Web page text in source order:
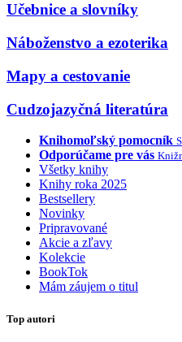
Učebnice a slovníky
Náboženstvo a ezoterika
Mapy a cestovanie
Cudzojazyčná literatúra
Knihomoľský pomocník
Odporúčame pre vás
Všetky knihy
Knihy roka 2025
Bestsellery
Novinky
Pripravované
Akcie a zľavy
Kolekcie
BookTok
Mám záujem o titul
Top autori